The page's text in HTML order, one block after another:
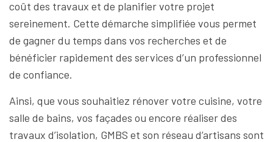
coût des travaux et de planifier votre projet
sereinement. Cette démarche simplifiée vous permet
de gagner du temps dans vos recherches et de
bénéficier rapidement des services d’un professionnel
de confiance.
Ainsi, que vous souhaitiez rénover votre cuisine, votre
salle de bains, vos façades ou encore réaliser des
travaux d’isolation, GMBS et son réseau d’artisans sont